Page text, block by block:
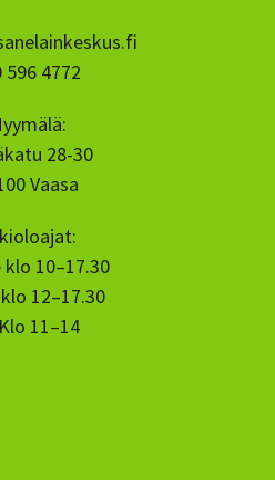
596 4772
28-30
Vaasa
klo 10–17.30
12–17.30
11–14